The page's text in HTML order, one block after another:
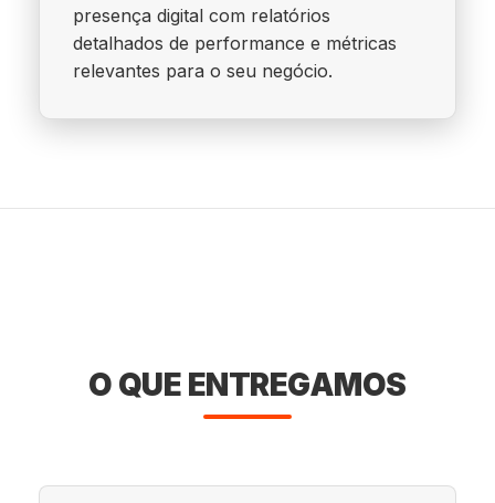
presença digital com relatórios
detalhados de performance e métricas
relevantes para o seu negócio.
O QUE ENTREGAMOS